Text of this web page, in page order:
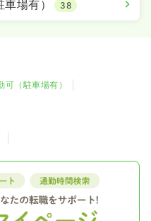
場有） 38
（駐車場有）